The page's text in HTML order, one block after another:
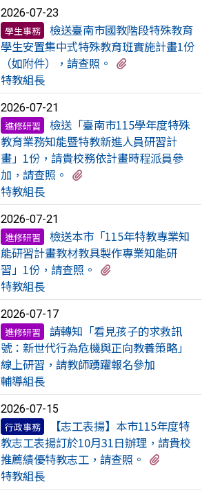
2026-07-23
學生事務
檢送臺南市國教階段特殊教育
學生安置集中式特殊教育班實施計畫1份
（如附件），請查照。
特教組長
2026-07-21
進修研習
檢送「臺南市115學年度特殊
教育業務知能暨特教新進人員研習計
畫」1份，請貴校務依計畫時程派員參
加，請查照。
特教組長
2026-07-21
進修研習
檢送本市「115年特教專業知
能研習計畫教材教具製作專業知能研
習」1份，請查照。
特教組長
2026-07-17
進修研習
請轉知「看見孩子的求救訊
號：新世代行為危機與正向教養策略」
線上研習，請教師踴躍報名參加
輔導組長
2026-07-15
行政事務
【志工表揚】本市115年度特
教志工表揚訂於10月31日辦理，請貴校
推薦績優特教志工，請查照。
特教組長